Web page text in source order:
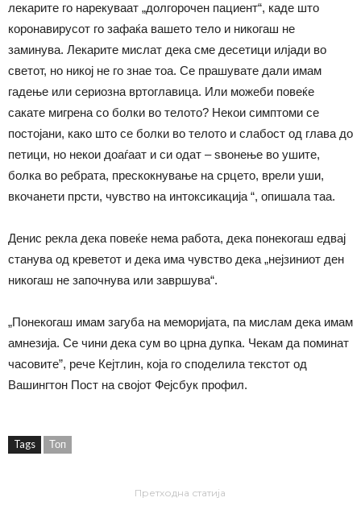
лекарите го нарекуваат „долгорочен пациент“, каде што
коронавирусот го зафаќа вашето тело и никогаш не
заминува. Лекарите мислат дека сме десетици илјади во
светот, но никој не го знае тоа. Се прашувате дали имам
гадење или сериозна вртоглавица. Или можеби повеќе
сакате мигрена со болки во телото? Некои симптоми се
постојани, како што се болки во телото и слабост од глава до
петици, но некои доаѓаат и си одат – ѕвонење во ушите,
болка во ребрата, прескокнување на срцето, врели уши,
вкочанети прсти, чувство на интоксикација “, опишала таа.
Денис рекла дека повеќе нема работа, дека понекогаш едвај
станува од креветот и дека има чувство дека „нејзиниот ден
никогаш не започнува или завршува“.
„Понекогаш имам загуба на меморијата, па мислам дека имам
амнезија. Се чини дека сум во црна дупка. Чекам да поминат
часовите”, рече Кејтлин, која го споделила текстот од
Вашингтон Пост на својот Фејсбук профил.
Tags Топ
Претходна статија